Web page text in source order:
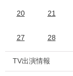
20 21
27 28
TV出演情報